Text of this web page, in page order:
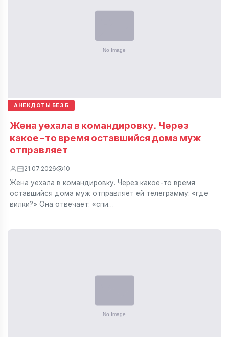
АНЕКДОТЫ БЕЗ Б
Жена уехала в командировку. Через
какое-то время оставшийся дома муж
отправляет
21.07.2026 10
Жена уехала в командировку. Через какое-то время
оставшийся дома муж отправляет ей телеграмму: «где
вилки?» Она отвечает: «спи…